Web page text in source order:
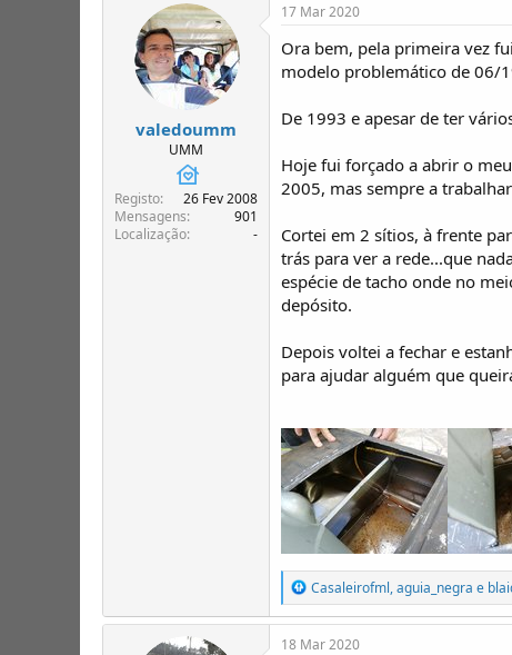
T
ó
p
a
d
e
i
í
o
valedoumm
UMM
Registo
26 Fev 2008
Mensagens
901
Localização
-
17 Mar 2020
Ora bem, pela primeira vez
modelo problemático de 06/
De 1993 e apesar de ter
Hoje fui forçado a abrir o
2005, mas sempre a
Cortei em 2 sítios, à frente
trás para ver a rede...que
espécie de tacho onde no
depósito.
Depois voltei a fechar e
para ajudar alguém que
R
e
a
ç
Casaleirofml,aguia_negra e
18 Mar 2020